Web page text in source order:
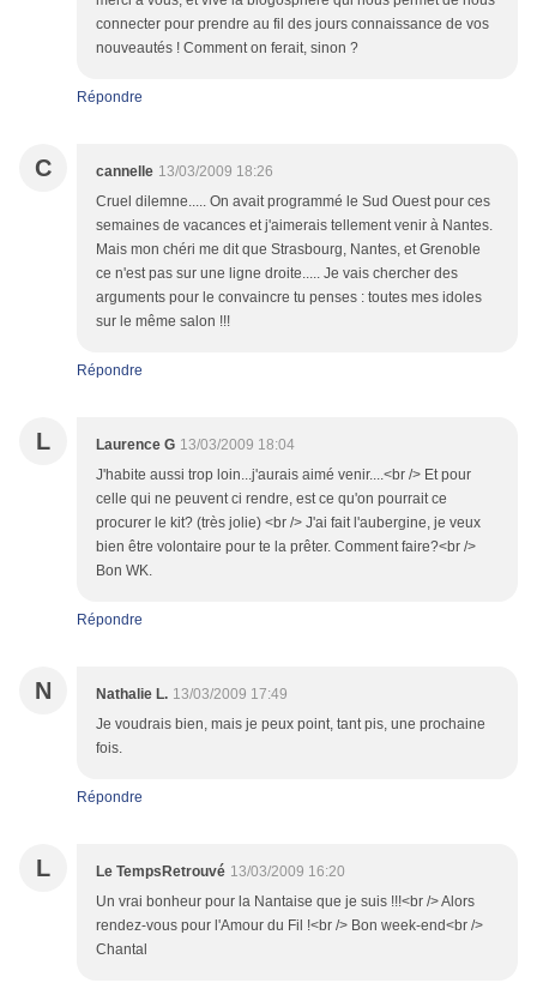
connecter pour prendre au fil des jours connaissance de vos
nouveautés ! Comment on ferait, sinon ?
Répondre
C cannelle 13/03/2009 18:26
Cruel dilemne..... On avait programmé le Sud Ouest pour ces
semaines de vacances et j'aimerais tellement venir à Nantes.
Mais mon chéri me dit que Strasbourg, Nantes, et Grenoble
ce n'est pas sur une ligne droite..... Je vais chercher des
arguments pour le convaincre tu penses : toutes mes idoles
sur le même salon !!!
Répondre
L Laurence G 13/03/2009 18:04
J'habite aussi trop loin...j'aurais aimé venir....<br /> Et pour
celle qui ne peuvent ci rendre, est ce qu'on pourrait ce
procurer le kit? (très jolie) <br /> J'ai fait l'aubergine, je veux
bien être volontaire pour te la prêter. Comment faire?<br />
Bon WK.
Répondre
N Nathalie L. 13/03/2009 17:49
Je voudrais bien, mais je peux point, tant pis, une prochaine
fois.
Répondre
L Le TempsRetrouvé 13/03/2009 16:20
Un vrai bonheur pour la Nantaise que je suis !!!<br /> Alors
rendez-vous pour l'Amour du Fil !<br /> Bon week-end<br />
Chantal